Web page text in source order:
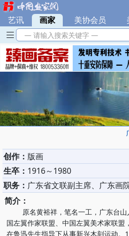
艺讯 | 画家 美协会员
— 请输入搜索关键字 —
创作： 版画
生卒： 1916～1980
职务： 广东省文联副主席、广东画
简介：
原名黄裕祥，笔名一工，广东台山
国左翼作家联盟、中国左翼美术家联盟
在鲁迅先生指导下从事新兴木刻运动。